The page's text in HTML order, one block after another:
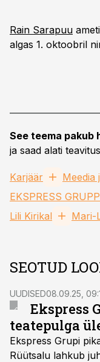
Rain Sarapuu
algas 1. oktoobril
See teema pakub
ja saad alati
Karjäär Meedia
EKSPRESS
Lili Kirikal
Mari-
SEOTUD
UUDISED08.09.25,
Ekspress
teatepulga
Ekspress Grupi
Rüütsalu lahkub